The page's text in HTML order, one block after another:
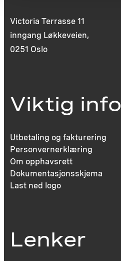
Victoria Terrasse 11
inngang Løkkeveien,
0251 Oslo
Viktig info
Utbetaling og fakturering
Personvernerklæring
Om opphavsrett
Dokumentasjonsskjema
Last ned logo
Lenker